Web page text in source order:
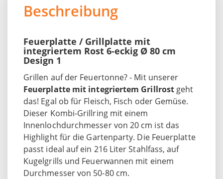
Beschreibung
Feuerplatte / Grillplatte mit
integriertem Rost 6-eckig Ø 80 cm
Design 1
Grillen auf der Feuertonne? - Mit unserer
Feuerplatte mit integriertem Grillrost geht
das! Egal ob für Fleisch, Fisch oder Gemüse.
Dieser Kombi-Grillring mit einem
Innenlochdurchmesser von 20 cm ist das
Highlight für die Gartenparty. Die Feuerplatte
passt ideal auf ein 216 Liter Stahlfass, auf
Kugelgrills und Feuerwannen mit einem
Durchmesser von 50-80 cm.